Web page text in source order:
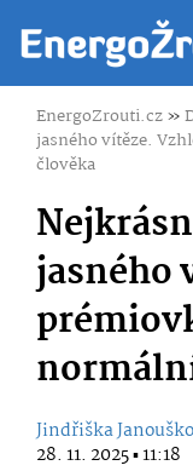
EnergoZrouti.cz»
jasného vítěze.
člověka
jasného
Jindřiška
28. 11. 2025 ▪ 11:18